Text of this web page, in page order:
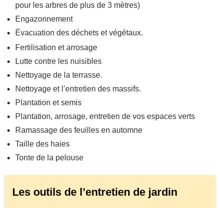
pour les arbres de plus de 3 mètres)
Engazonnement
Évacuation des déchets et végétaux.
Fertilisation et arrosage
Lutte contre les nuisibles
Nettoyage de la terrasse.
Nettoyage et l’entretien des massifs.
Plantation et semis
Plantation, arrosage, entretien de vos espaces verts
Ramassage des feuilles en automne
Taille des haies
Tonte de la pelouse
Les outils de l’entretien de jardin